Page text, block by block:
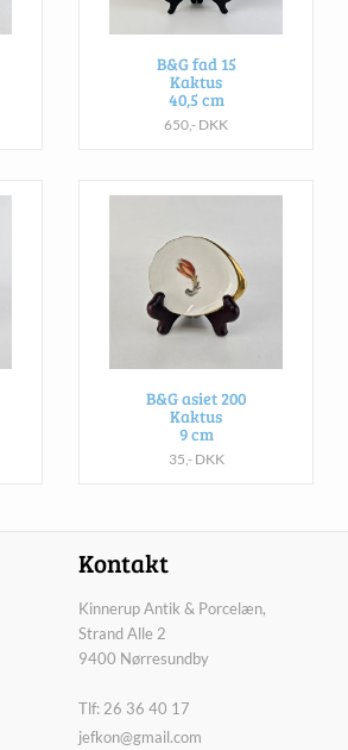
B&G fad 15
Kaktus
40,5 cm
650,- DKK
B&G asiet 200
Kaktus
9 cm
35,- DKK
Kontakt
Kinnerup Antik & Porcelæn,
Strand Alle 2
9400 Nørresundby
Tlf: 26 36 40 17
jefkon@gmail.com